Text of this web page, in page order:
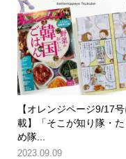
【オレンジページ9/17
載】「そこが知り隊・
め隊...
2023.09.09